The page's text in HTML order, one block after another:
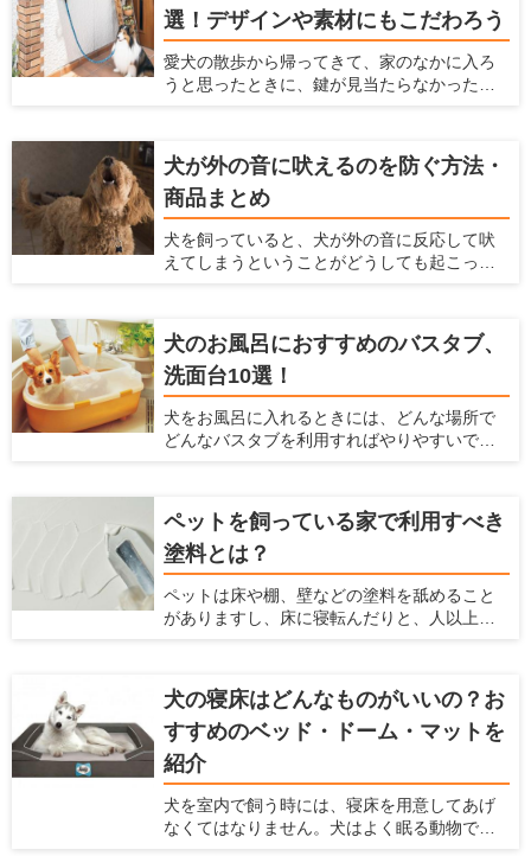
すめのメーカーなどを紹介いたします。
がおすすめ。 ここでは、愛犬の犬小屋をどう
やって選んだらいいかわからない人、デザイ
ンや機能からおすすめの犬小屋を探している
人に、おすすめの犬小屋を紹介しようと思い
選！デザインや素材にもこだわろう
愛犬の散歩から帰ってきて、家のなかに入ろ
うと思ったときに、鍵が見当たらなかったと
ワンちゃんが走り回ってしまったということ
もあるのではないでしょうか？ 玄関の脇に
リードフックがあれば、リードフックにリー
ドをかけることで両手を空けられ、そんな事
態を避けられます。 ここでは、設置しておけ
ばとても便利なリードフックやおすすめリー
犬が外の音に吠えるのを防ぐ方法・
商品まとめ
犬を飼っていると、犬が外の音に反応して吠
えてしまうということがどうしても起こって
れません。 ですが、犬が外の音に反応して吠
えるのをなるべく抑える方法があります。こ
こでは、犬が外の音に反応して吠えてしまう
のを防ぐ方法、商品を紹介します。
犬のお風呂におすすめのバスタブ、
洗面台10選！
犬をお風呂に入れるときには、どんな場所で
どんなバスタブを利用すればやりやすいで
お風呂の選び方、おすすめの犬用のバスタブ
や洗面台を紹介します。 また、犬をお風呂に
入れる方法や注意点などは、「犬のお風呂の
入れ方を解説！お風呂場のポイントも【初心
者向け】」の記事で解説していますので、は
じめての方は参考にしてみてくださいね。
ペットを飼っている家で利用すべき
塗料とは？
ペットは床や棚、壁などの塗料を舐めること
がありますし、床に寝転んだりと、人以上に
なっているので、体に悪影響がある塗料はで
きるだけ避けなくてはなりません。それだけ
でなく、塗料は耐久性、メンテナンス性、安
全性などを考慮する必要があります。 ここで
は、塗料の役割や種類、特徴、ペットを飼っ
ている家に利用すべき塗料を紹介します。
犬の寝床はどんなものがいいの？お
すすめのベッド・ドーム・マットを
紹介
犬を室内で飼う時には、寝床を用意してあげ
なくてはなりません。犬はよく眠る動物です